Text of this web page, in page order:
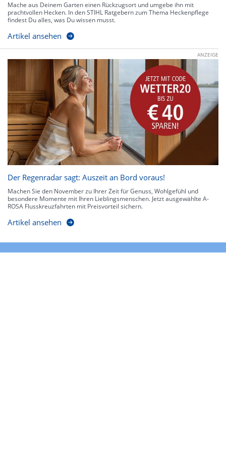
Mache aus Deinem Garten einen Rückzugsort und umgebe ihn mit
prachtvollen Hecken. In den STIHL Ratgebern zum Thema Heckenpflege
findest Du alles, was Du wissen musst.
Artikel ansehen
ANZEIGE
Der Regenradar sagt: Auszeit an Bord voraus!
Machen Sie den November zu Ihrer Zeit für Genuss, Wohlgefühl und
besondere Momente mit Ihren Lieblingsmenschen. Jetzt ausgewählte A-
ROSA Flusskreuzfahrten mit Preisvorteil sichern.
Artikel ansehen